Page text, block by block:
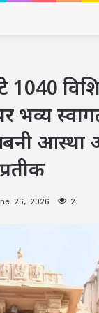
1040
भव्य
बनी
26, 2026 2